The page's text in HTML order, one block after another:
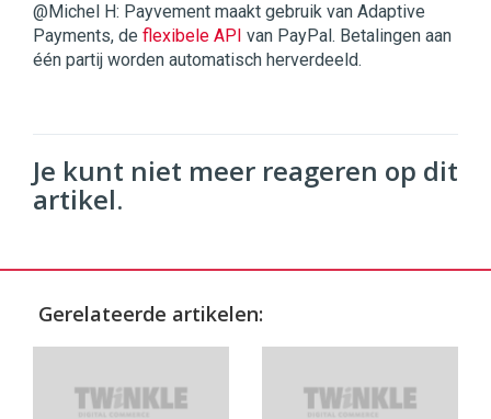
@Michel H: Payvement maakt gebruik van Adaptive
Payments, de flexibele API van PayPal. Betalingen aan
één partij worden automatisch herverdeeld.
Je kunt niet meer reageren op dit
artikel.
Gerelateerde artikelen: